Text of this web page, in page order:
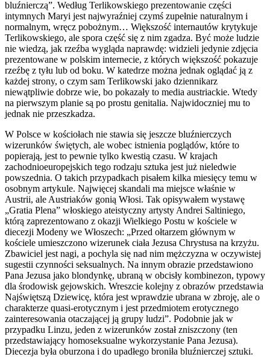
bluźnierczą”. Według Terlikowskiego prezentowanie części
intymnych Maryi jest najwyraźniej czymś zupełnie naturalnym i
normalnym, wręcz pobożnym… Większość internautów krytykuje
Terlikowskiego, ale spora część się z nim zgadza. Być może ludzie
nie wiedzą, jak rzeźba wygląda naprawdę: widzieli jedynie zdjęcia
prezentowane w polskim internecie, z których większość pokazuje
rzeźbę z tyłu lub od boku. W katedrze można jednak oglądać ją z
każdej strony, o czym sam Terlikowski jako dziennikarz
niewątpliwie dobrze wie, bo pokazały to media austriackie. Wtedy
na pierwszym planie są po prostu genitalia. Najwidoczniej mu to
jednak nie przeszkadza.
W Polsce w kościołach nie stawia się jeszcze bluźnierczych
wizerunków świętych, ale wobec istnienia poglądów, które to
popierają, jest to pewnie tylko kwestią czasu. W krajach
zachodnioeuropejskich tego rodzaju sztuka jest już nieledwie
powszednia. O takich przypadkach pisałem kilka miesięcy temu w
osobnym artykule. Najwięcej skandali ma miejsce właśnie w
Austrii, ale Austriaków gonią Włosi. Tak opisywałem wystawę
„Gratia Plena” włoskiego ateistyczny artysty Andrei Saltiniego,
którą zaprezentowano z okazji Wielkiego Postu w kościele w
diecezji Modeny we Włoszech: „Przed ołtarzem głównym w
kościele umieszczono wizerunek ciała Jezusa Chrystusa na krzyżu.
Zbawiciel jest nagi, a pochyla się nad nim mężczyzna w oczywistej
sugestii czynności seksualnych. Na innym obrazie przedstawiono
Pana Jezusa jako blondynkę, ubraną w obcisły kombinezon, typowy
dla środowisk gejowskich. Wreszcie kolejny z obrazów przedstawia
Najświętszą Dziewicę, która jest wprawdzie ubrana w zbroję, ale o
charakterze quasi-erotycznym i jest przedmiotem erotycznego
zainteresowania otaczającej ją grupy ludzi”. Podobnie jak w
przypadku Linzu, jeden z wizerunków został zniszczony (ten
przedstawiający homoseksualne wykorzystanie Pana Jezusa).
Diecezja była oburzona i do upadłego broniła bluźnierczej sztuki.